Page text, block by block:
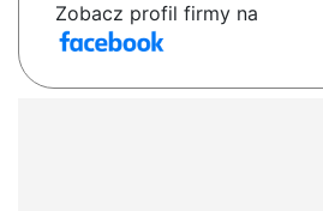
Zobacz profil firmy na